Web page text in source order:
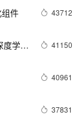
件 43712
度学习
41150
40961
37831